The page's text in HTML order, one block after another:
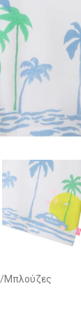
/Μπλούζες